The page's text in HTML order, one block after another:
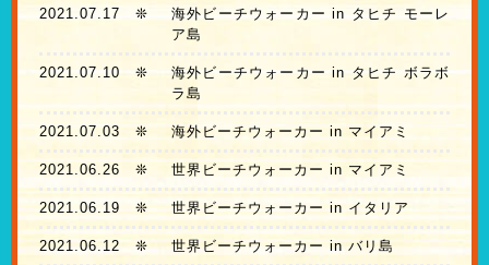
2021.07.17 ❊
海外ビーチウォーカー in タヒチ モーレ
ア島
2021.07.10 ❊
海外ビーチウォーカー in タヒチ ボラボ
ラ島
2021.07.03 ❊ 海外ビーチウォーカー in マイアミ
2021.06.26 ❊ 世界ビーチウォーカー in マイアミ
2021.06.19 ❊ 世界ビーチウォーカー in イタリア
2021.06.12❊ 世界ビーチウォーカー in バリ島